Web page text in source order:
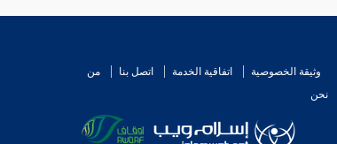
وثيقة الخصوصية اتفاقية الخدمة اتصل بنا
من
نحن